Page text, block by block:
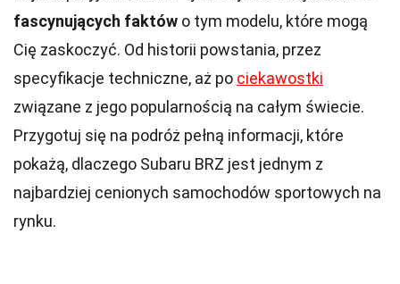
fascynujących faktów o tym modelu, które mogą
Cię zaskoczyć. Od historii powstania, przez
specyfikacje techniczne, aż po ciekawostki
związane z jego popularnością na całym świecie.
Przygotuj się na podróż pełną informacji, które
pokażą, dlaczego Subaru BRZ jest jednym z
najbardziej cenionych samochodów sportowych na
rynku.